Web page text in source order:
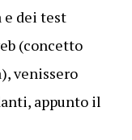
e dei test
(concetto
venissero
appunto il